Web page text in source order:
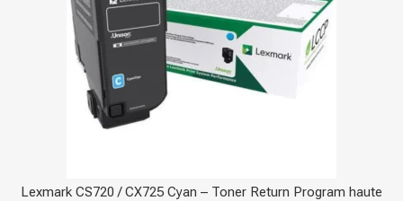
Lexmark CS720 / CX725 Cyan – Toner Return Program haute